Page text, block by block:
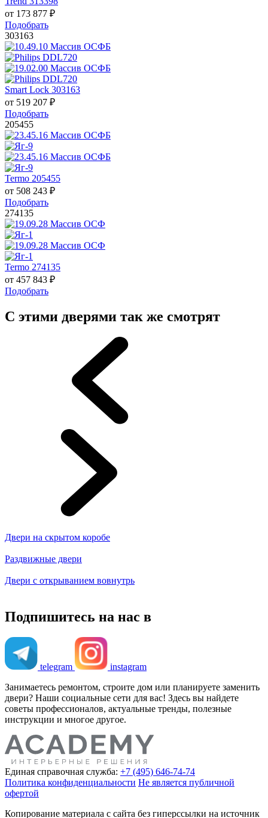
от 173 877 ₽
Подобрать
303163
Smart Lock 303163
от 519 207 ₽
Подобрать
205455
Termo 205455
от 508 243 ₽
Подобрать
274135
Termo 274135
от 457 843 ₽
Подобрать
С этими дверями так же смотрят
Двери на скрытом коробе
Раздвижные двери
Двери с открыванием вовнутрь
Подпишитесь на нас в
telegram
instagram
Занимаетесь ремонтом, строите дом или планируете заменить
двери? Наши социальные сети для вас! Здесь вы найдете
советы профессионалов, актуальные тренды, полезные
инструкции и многое другое.
Единая справочная служба: +7 (495) 646-74-74
Политика конфиденциальности Не является публичной
офертой
Копирование материала с сайта без гиперссылки на источник